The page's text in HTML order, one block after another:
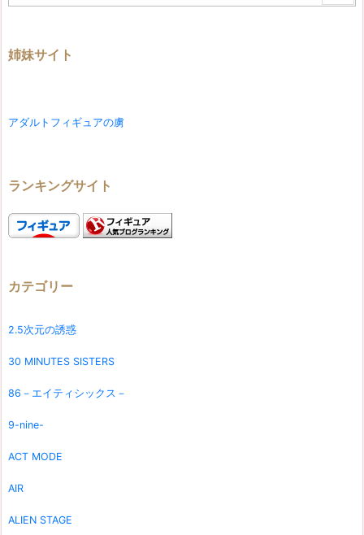
姉妹サイト
アダルトフィギュアの虜
ランキングサイト
カテゴリー
2.5次元の誘惑
30 MINUTES SISTERS
86－エイティシックス－
9-nine-
ACT MODE
AIR
ALIEN STAGE